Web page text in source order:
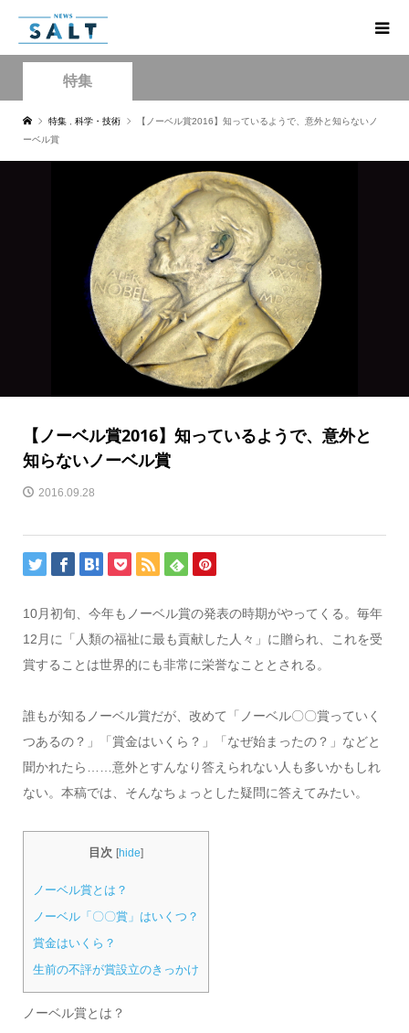
特集
特集 科学・技術
【ノーベル賞2016】知っているようで、意外と知らないノ
ーベル賞
【ノーベル賞2016】知っているようで、意外と
知らないノーベル賞
2016.09.28
10月初旬、今年もノーベル賞の発表の時期がやってくる。毎年
12月に「人類の福祉に最も貢献した人々」に贈られ、これを受
賞することは世界的にも非常に栄誉なこととされる。
誰もが知るノーベル賞だが、改めて「ノーベル〇〇賞っていく
つあるの？」「賞金はいくら？」「なぜ始まったの？」などと
聞かれたら……意外とすんなり答えられない人も多いかもしれ
ない。本稿では、そんなちょっとした疑問に答えてみたい。
目次 [hide]
ノーベル賞とは？
ノーベル「〇〇賞」はいくつ？
賞金はいくら？
生前の不評が賞設立のきっかけ
ノーベル賞とは？